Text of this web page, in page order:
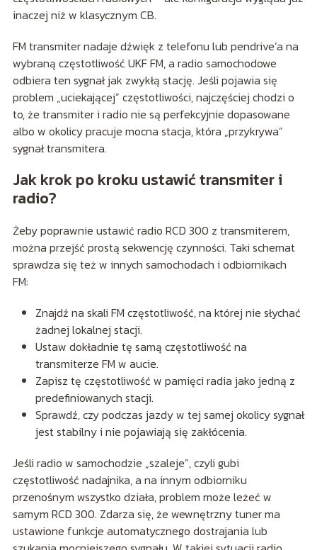
inaczej niż w klasycznym CB.
FM transmiter nadaje dźwięk z telefonu lub pendrive’a na
wybraną częstotliwość UKF FM, a radio samochodowe
odbiera ten sygnał jak zwykłą stację. Jeśli pojawia się
problem „uciekającej” częstotliwości, najczęściej chodzi o
to, że transmiter i radio nie są perfekcyjnie dopasowane
albo w okolicy pracuje mocna stacja, która „przykrywa”
sygnał transmitera.
Jak krok po kroku ustawić transmiter i
radio?
Żeby poprawnie ustawić radio RCD 300 z transmiterem,
można przejść prostą sekwencję czynności. Taki schemat
sprawdza się też w innych samochodach i odbiornikach
FM:
Znajdź na skali FM częstotliwość, na której nie słychać
żadnej lokalnej stacji.
Ustaw dokładnie tę samą częstotliwość na
transmiterze FM w aucie.
Zapisz tę częstotliwość w pamięci radia jako jedną z
predefiniowanych stacji.
Sprawdź, czy podczas jazdy w tej samej okolicy sygnał
jest stabilny i nie pojawiają się zakłócenia.
Jeśli radio w samochodzie „szaleje”, czyli gubi
częstotliwość nadajnika, a na innym odbiorniku
przenośnym wszystko działa, problem może leżeć w
samym RCD 300. Zdarza się, że wewnętrzny tuner ma
ustawione funkcje automatycznego dostrajania lub